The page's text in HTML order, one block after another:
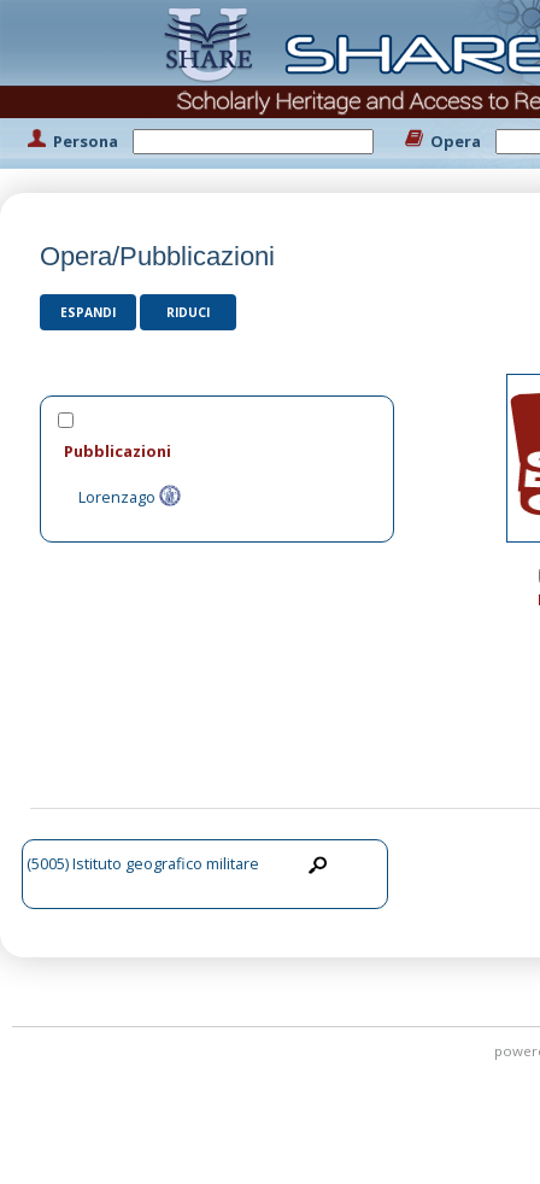
Persona Opera
Opera/Pubblicazioni
ESPANDI RIDUCI
Pubblicazioni
Lorenzago
(5005) Istituto geografico militare